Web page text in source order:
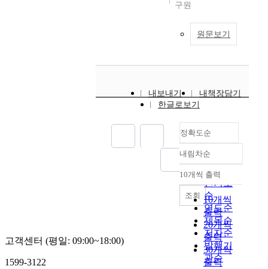
구원
원문보기
내보내기
내책장담기
한글로보기
정확도순
정확도
순
인기도
순
연도순
제목순
저자순
발행기
관순
내림차순
내림차순
10개씩 출력
10개씩
출력
20개씩
출력
30개씩
출력
조회
고객센터 (평일: 09:00~18:00)
1599-3122